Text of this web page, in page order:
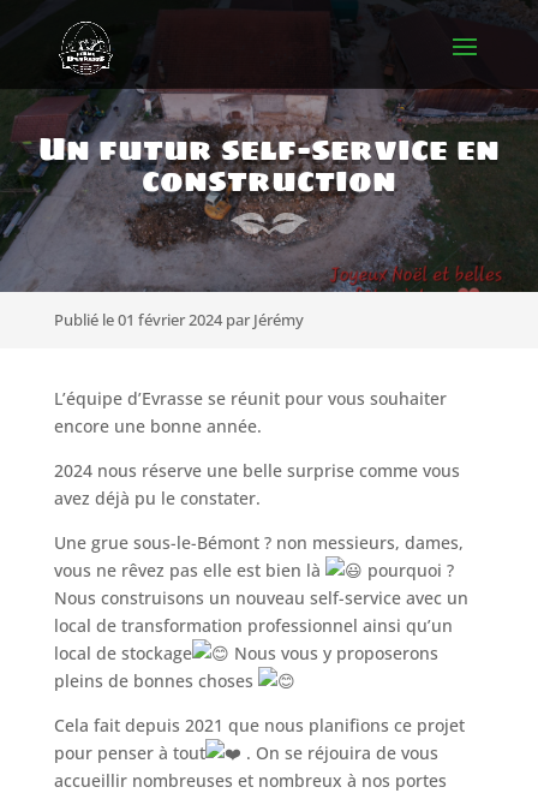
Un futur self-service en
construction
Publié le 01 février 2024 par Jérémy
L’équipe d’Evrasse se réunit pour vous souhaiter
encore une bonne année.
2024 nous réserve une belle surprise comme vous
avez déjà pu le constater.
Une grue sous-le-Bémont ? non messieurs, dames,
vous ne rêvez pas elle est bien là
pourquoi ?
Nous construisons un nouveau self-service avec un
local de transformation professionnel ainsi qu’un
local de stockage
Nous vous y proposerons
pleins de bonnes choses
Cela fait depuis 2021 que nous planifions ce projet
pour penser à tout
. On se réjouira de vous
accueillir nombreuses et nombreux à nos portes